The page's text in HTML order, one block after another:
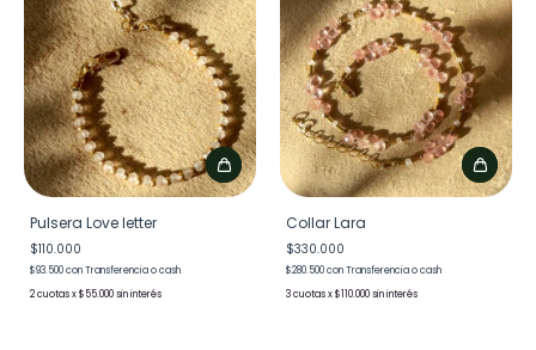
Pulsera Love letter
$110.000
$93.500conTransferencia o cash
2
x$55.000sin interés
Collar Lara
$330.000
$280.500conTransferencia o cash
3
x$110.000sin interés